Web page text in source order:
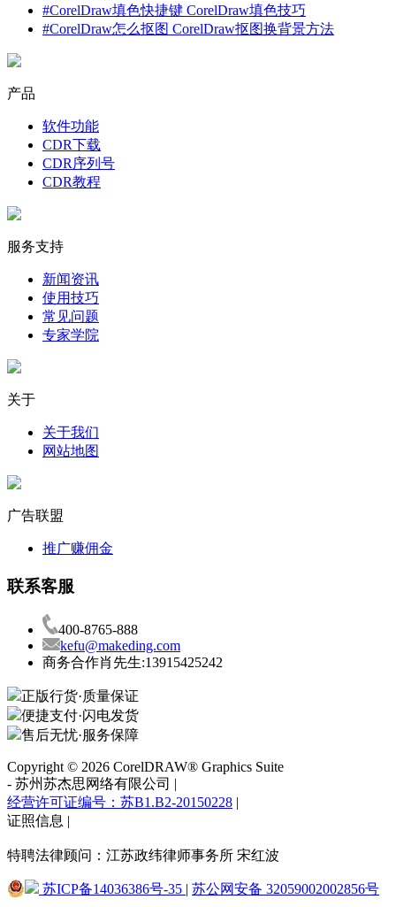
相比于其他图片编辑软件，在导入前需将HEIC格式转换为
JPEG等常用格式，CorelDRAW 2021则可直接导入HEIC格式
图片而无需转换。
二、裁剪图片功能
通过应用CorelDRAW的裁剪工具，我们可自由地裁剪图片，
让目标拍摄对象更突显。
裁剪工具的使用方法很简单，如图5所示，通过使用矩形选
寸，就能很好地调整画面元素的占比。
图6：完成裁剪
三、添加图片效果
除了简单的裁剪功能外，CorelDRAW也提供了更为复杂的图
片效果调整功能。如图7所示，软件既提供了高阶图片编辑所
同的图片编辑需求。
图7：调整效果
其中，CorelDRAW的亮点功能，图像调整实验室，能让我们
#CorelDraw填色快捷键 CorelDraw填色技巧
#CorelDraw怎么抠图 CorelDraw抠图换背景方法
产品
软件功能
CDR下载
CDR序列号
CDR教程
服务支持
新闻资讯
使用技巧
常见问题
专家学院
关于
关于我们
网站地图
广告联盟
推广赚佣金
联系客服
400-8765-888
kefu@makeding.com
商务合作肖先生:13915425242
正版行货·质量保证
便捷支付·闪电发货
售后无忧·服务保障
Copyright © 2026 CorelDRAW® Graphics Suite
- 苏州苏杰思网络有限公司 |
经营许可证编号：苏B1.B2-20150228 |
证照信息 |
特聘法律顾问：江苏政纬律师事务所 宋红波
苏ICP备14036386号-35 | 苏公网安备 32059002002856号